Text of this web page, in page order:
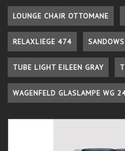
LOUNGE CHAIR OTTOMANE
RELAXLIEGE 474
TUBE LIGHT EILEEN GRAY
WAGENFELD GLASLAMPE WG